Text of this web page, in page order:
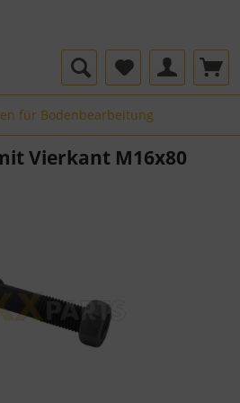
für Bodenbearbeitung
Vierkant M16x80